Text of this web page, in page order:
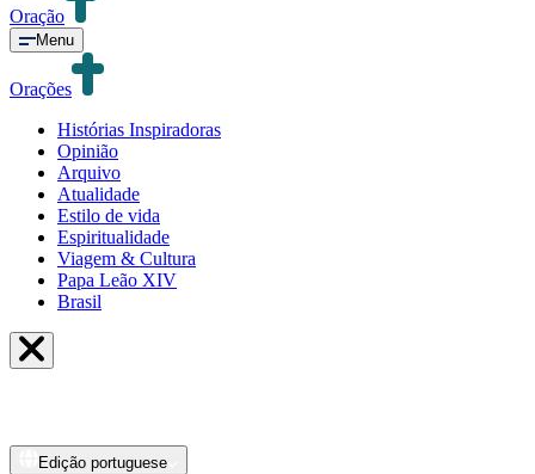
Oração
Menu
Orações
Histórias Inspiradoras
Opinião
Arquivo
Atualidade
Estilo de vida
Espiritualidade
Viagem & Cultura
Papa Leão XIV
Brasil
Edição portuguese